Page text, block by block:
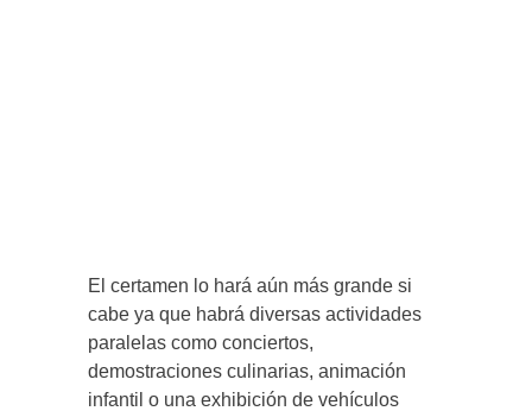
El certamen lo hará aún más grande si
cabe ya que habrá diversas actividades
paralelas como conciertos,
demostraciones culinarias, animación
infantil o una exhibición de vehículos